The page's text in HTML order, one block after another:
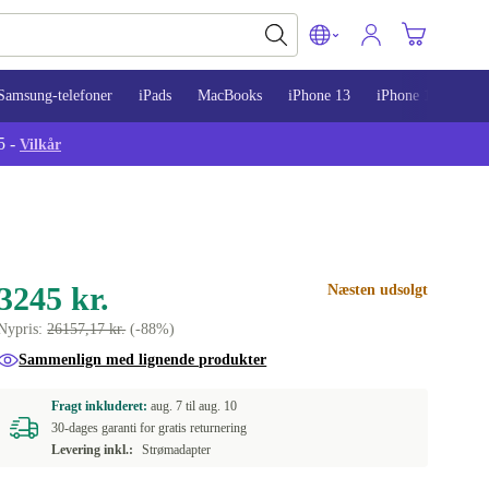
telefoner iPads MacBooks iPhone 13 iPhone 14
- Vilkår
kr.
26157,17 kr.(-88%)
Næsten udsolgt
Sammenlign med lignende produkter
Fragt inkluderet:aug. 7 tilaug. 10
30-dages garanti for gratis returnering
Levering inkl.:
Strømadapter